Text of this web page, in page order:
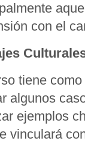
con el
tiene
algunos
ejemplos
vinculará